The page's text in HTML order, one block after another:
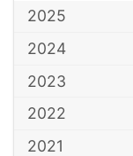
2025
2024
2023
2022
2021